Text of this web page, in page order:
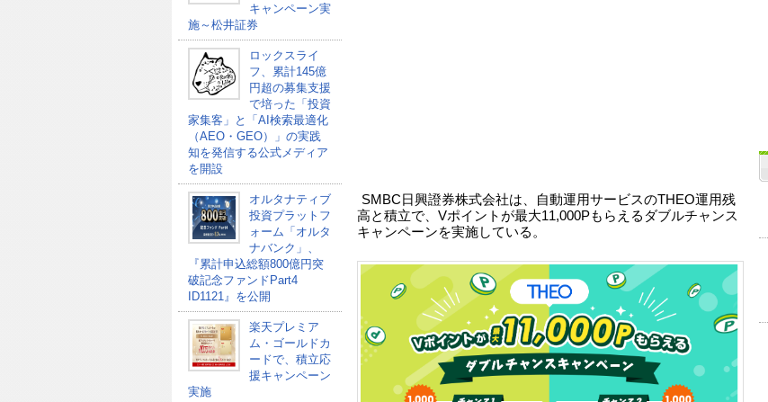
キャンペーン実
施～松井証券
ロックスライ
フ、累計145億
円超の募集支援
で培った「投資
家集客」と「AI検索最適化
（AEO・GEO）」の実践
知を発信する公式メディア
を開設
オルタナティブ
投資プラットフ
ォーム「オルタ
ナバンク」、
『累計申込総額800億円突
破記念ファンドPart4
ID1121』を公開
楽天プレミア
ム・ゴールドカ
ードで、積立応
援キャンペーン
実施
SMBC日興證券株式会社は、自動運用サービスのTHEO運用残
高と積立で、Vポイントが最大11,000Pもらえるダブルチャンス
キャンペーンを実施している。